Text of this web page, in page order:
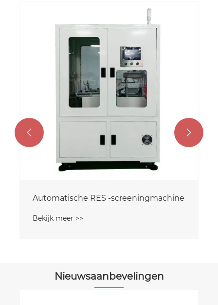
Automatische RES-snijmachine
Bekijk meer >>
 
Nieuwsaanbevelingen